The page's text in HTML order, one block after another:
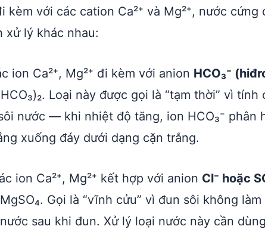
kèm với các cation Ca²⁺ và Mg²⁺, nước cứng
xử lý khác nhau:
ion Ca²⁺, Mg²⁺ đi kèm với anion HCO₃⁻
Loại này được gọi là “tạm thời” vì
nước — khi nhiệt độ tăng, ion HCO₃⁻ phân
xuống đáy dưới dạng cặn trắng.
ion Ca²⁺, Mg²⁺ kết hợp với anion Cl⁻ hoặc
Gọi là “vĩnh cửu” vì đun sôi không
sau khi đun. Xử lý loại nước này cần